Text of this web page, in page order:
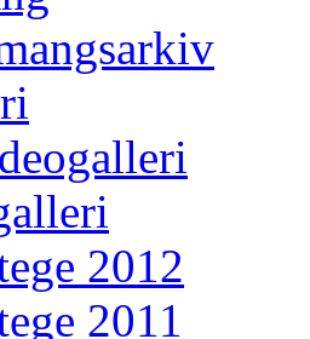
2012
2011